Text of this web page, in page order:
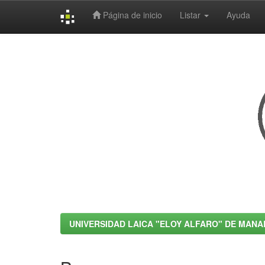
Página de inicio Listar Ayuda
UNIVERSIDAD LAICA "ELOY ALFARO" DE